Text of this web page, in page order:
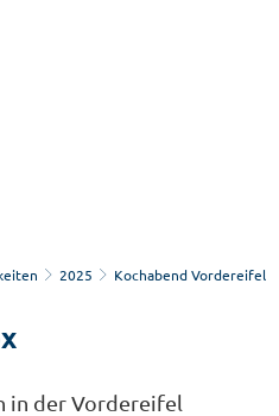
2025 Kochabend Vordereifel
in der Vordereifel